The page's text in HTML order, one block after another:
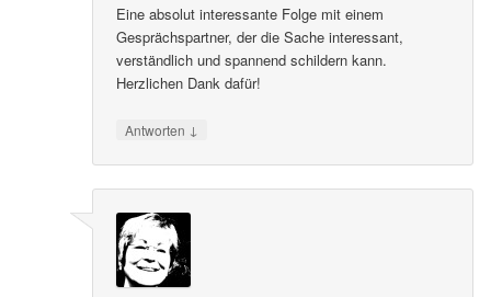
Eine absolut interessante Folge mit einem
Gesprächspartner, der die Sache interessant,
verständlich und spannend schildern kann.
Herzlichen Dank dafür!
Antworten ↓